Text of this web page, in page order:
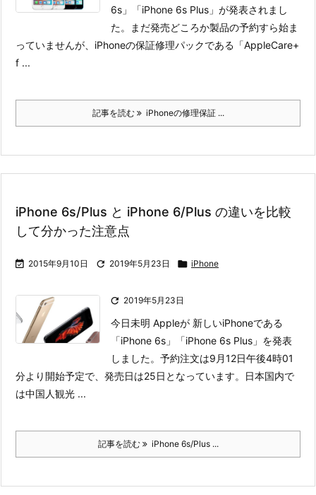
6s」「iPhone 6s Plus」が発表されまし
た。
まだ発売どころか製品の予約すら始ま
っていませんが、iPhoneの保証修理パックである「AppleCare+
f ...
記事を読む iPhoneの修理保証 ...
iPhone 6s/Plus と iPhone 6/Plus の違いを比較
して分かった注意点
 2015年9月10日  2019年5月23日  iPhone
 2019年5月23日
今日未明 Appleが 新しいiPhoneである
「iPhone 6s」「iPhone 6s Plus」を発表
しました。予約注文は9月12日午後4時01
分より開始予定で、発売日は25日となっています。日本国内で
は中国人観光 ...
記事を読む iPhone 6s/Plus ...